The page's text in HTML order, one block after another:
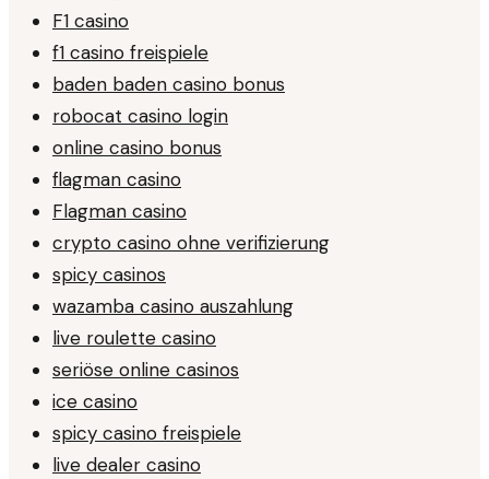
F1 casino
f1 casino freispiele
baden baden casino bonus
robocat casino login
online casino bonus
flagman casino
Flagman casino
crypto casino ohne verifizierung
spicy casinos
wazamba casino auszahlung
live roulette casino
seriöse online casinos
ice casino
spicy casino freispiele
live dealer casino